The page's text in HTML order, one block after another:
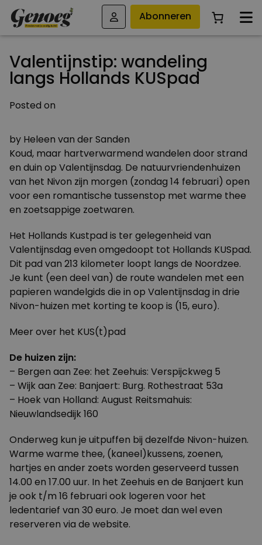
Abonneren
Valentijnstip: wandeling
langs Hollands KUSpad
Posted on
by Heleen van der Sanden
Koud, maar hartverwarmend wandelen door strand
en duin op Valentijnsdag. De natuurvriendenhuizen
van het Nivon zijn morgen (zondag 14 februari) open
voor een romantische tussenstop met warme thee
en zoetsappige zoetwaren.
Het Hollands Kustpad is ter gelegenheid van
Valentijnsdag even omgedoopt tot Hollands KUSpad.
Dit pad van 213 kilometer loopt langs de Noordzee.
Je kunt (een deel van) de route wandelen met een
papieren wandelgids die in op Valentijnsdag in drie
Nivon-huizen met korting te koop is (15, euro).
Meer over het KUS(t)pad
De huizen zijn:
– Bergen aan Zee: het Zeehuis: Verspijckweg 5
– Wijk aan Zee: Banjaert: Burg. Rothestraat 53a
– Hoek van Holland: August Reitsmahuis:
Nieuwlandsedijk 160
Onderweg kun je uitpuffen bij dezelfde Nivon-huizen.
Warme warme thee, (kaneel)kussens, zoenen,
hartjes en ander zoets worden geserveerd tussen
14.00 en 17.00 uur. In het Zeehuis en de Banjaert kun
je ook t/m 16 februari ook logeren voor het
ledentarief van 30 euro. Je moet dan wel even
reserveren via de website.